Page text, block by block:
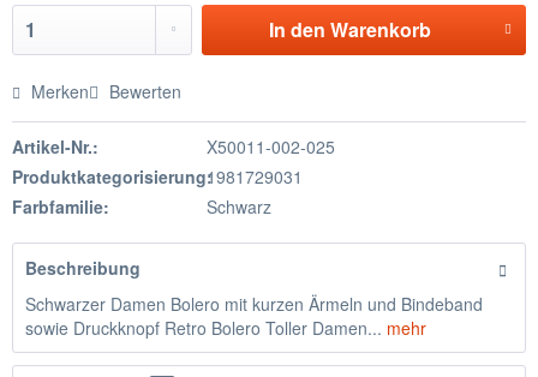
In den Warenkorb
Merken Bewerten
Artikel-Nr.:
X50011-002-025
Produktkategorisierung:1981729031
Farbfamilie:
Schwarz
Beschreibung
Schwarzer Damen Bolero mit kurzen Ärmeln und Bindeband
sowie Druckknopf Retro Bolero Toller Damen... mehr